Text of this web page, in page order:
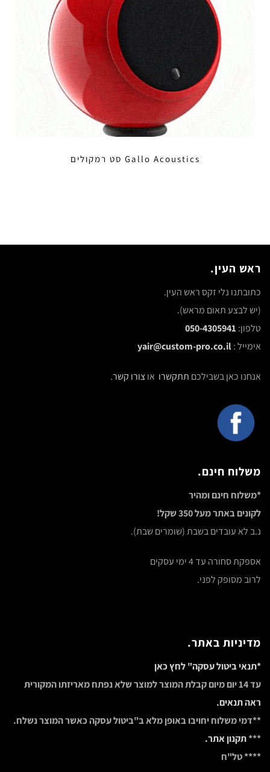
Gallo Acoustics סט רמקולים
ראש העין.
כתובתנו נלי זקס ראש העין.
(יש לבצע תאום מראש).
טלפון: 050-4305941
אימייל :yair@custom-pro.co.il
אנחנו כאן בשבילכם תתקשרו אוצורו קשר.
משלוח חינם.
*משלוח חינם ומהיר
לקונים באתר מעל 350 שקל!
נ.ב לא עובדים בשבת (שומרים שבת).
אספקת סחורה עד 4 ימי עסקים
לרוב מסופק לפני.
מדיניות באתר.
*תנאי ביטול עסקה" לחץ כאן
עד 14 יום מיום קבלת המוצר למוצר שלא נפתח מאריזתו המקורית
ראה תנאים.
**דמי משלוח יחויבו באופן מלא ב"ביטול עסקה כאשר המוצר נשלח.
***תקנון אתר.
**** טל"ח